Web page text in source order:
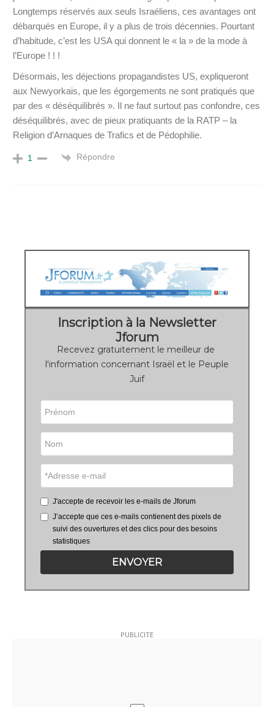
Longtemps réservés aux seuls Israéliens, ces avantages ont
débarqués en Europe, il y a plus de trois décennies. Pourtant
d’habitude, c’est les USA qui donnent le « la » de la mode à
l’Europe ! ! !
Désormais, les déjections propagandistes US, expliqueront
aux Newyorkais, que les égorgements ne sont pratiqués que
par des « déséquilibrés ». Il ne faut surtout pas confondre, ces
déséquilibrés, avec de pieux pratiquants de la RATP – la
Religion d’Arnaques de Trafics et de Pédophilie.
1 Répondre
Inscription à la Newsletter
Jforum
Recevez gratuitement le meilleur de
l'information concernant Israël et le Peuple
Juif
J'accepte de recevoir les e-mails de Jforum
J’accepte que ces e-mails contienent des pixels de
suivi des ouvertures et des clics pour des besoins
statistiques
ENVOYER